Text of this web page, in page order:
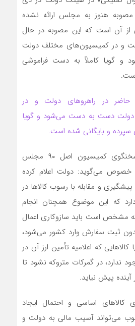
هنوز به مجلس ارائه نشده
از آن است که این مصوبه در حال
و در کمیسیون‌های مختلف دولت
گویا کاملاً به دست فراموشی
در راهروهای دولت و در
دست به دست می‌شود و گویا
سپرده و بایگانی شده است.
البته علی خضریان، سخنگوی کمیسیون اصل ۹۰ مجلس
خصوص می‌گوید: دولت اعلام کرده
پیشگیری و مقابله با رسوب کالاها در
که این موضوع همچنان انجام
مشخص است باید سازوکاری اعمال
ثبت سفارش وارد کشور می‌شود،
کالاهایی که اعلامیه تأمین ارز آن در
ندارد، در گمرکات متروکه نشود تا
پیش نیاید.
کالاهای اساسی و احتمال ایجاد
می‌تواند آسیب مالی به دولت و